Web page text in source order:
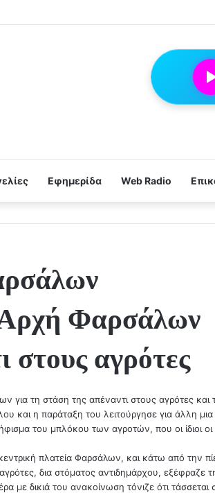
Εφημερίδα Web Radio
Αρχή Φαρσάλων
στους αγρότες
τη στάση της απέναντι στους αγρότες και
και η παράταξη του λειτούργησε για άλλη μια
του μπλόκου των αγροτών, που οι ίδιοι οι
πλατεία Φαρσάλων, και κάτω από την
δια στόματος αντιδημάρχου, εξέφραζε
με δικιά του ανακοίνωση τόνιζε ότι τάσσεται